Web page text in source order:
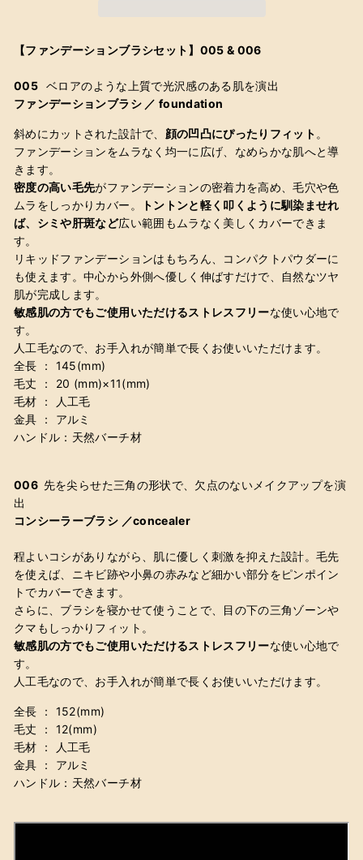
【ファンデーションブラシセット】005 & 006
005ベロアのような上質で光沢感のある肌を演出
ファンデーションブラシ ／ foundation
斜めにカットされた設計で、 顔の凹凸にぴったりフィット 。
ファンデーションをムラなく均一に広げ、なめらかな肌へと導
きます。
密度の高い毛先がファンデーションの密着力を高め、毛穴や色
ムラをしっかりカバー。
トントンと軽く叩くように馴染ませれ
ば、シミや肝斑など広い範囲もムラなく美しくカバーできま
す。
リキッドファンデーションはもちろん、コンパクトパウダーに
も使えます。中心から外側へ優しく伸ばすだけで、自然なツヤ
肌が完成します。
敏感肌の方でもご使用いただけるストレスフリーな使い心地で
す。
人工毛なので、お手入れが簡単で長くお使いいただけ ます。
全長 ： 145(mm)
毛丈 ： 20 (mm)×11(mm)
毛材 ： 人工毛
金具 ： アルミ
ハンドル：天然バーチ材
006 先を尖らせた三角の形状で、欠点のないメイクアップを演
出
コンシーラーブラシ ／concealer
程よいコシがありながら、肌に優しく刺激を抑えた設計。毛先
を使えば、ニキビ跡や小鼻の赤みなど細かい部分をピンポイン
トでカバーできます。
さらに、ブラシを寝かせて使うことで、目の下の三角ゾーンや
クマもしっかりフィット。
敏感肌の方でもご使用いただけるストレスフリーな使い心地で
す。
人工毛なので、お手入れが簡単で長くお使いいただけ ます。
全長 ： 152(mm)
毛丈 ： 12(mm)
毛材 ： 人工毛
金具 ： アルミ
ハンドル：天然バーチ材